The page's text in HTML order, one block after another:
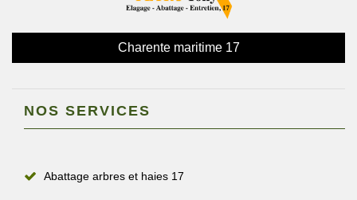
Charente maritime 17
NOS SERVICES
Abattage arbres et haies 17